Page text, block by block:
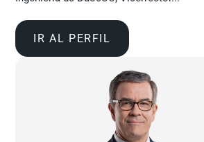
IR AL PERFIL